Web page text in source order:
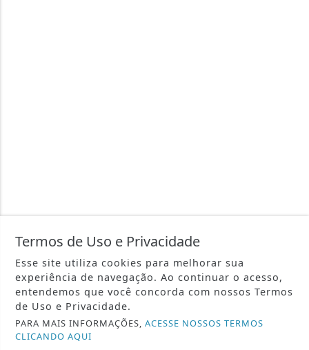
Termos de Uso e Privacidade
Esse site utiliza cookies para melhorar sua
experiência de navegação. Ao continuar o acesso,
entendemos que você concorda com nossos Termos
de Uso e Privacidade.
PARA MAIS INFORMAÇÕES,ACESSE NOSSOS TERMOS
CLICANDO AQUI